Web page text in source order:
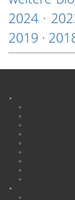
2024 ·
2019 ·